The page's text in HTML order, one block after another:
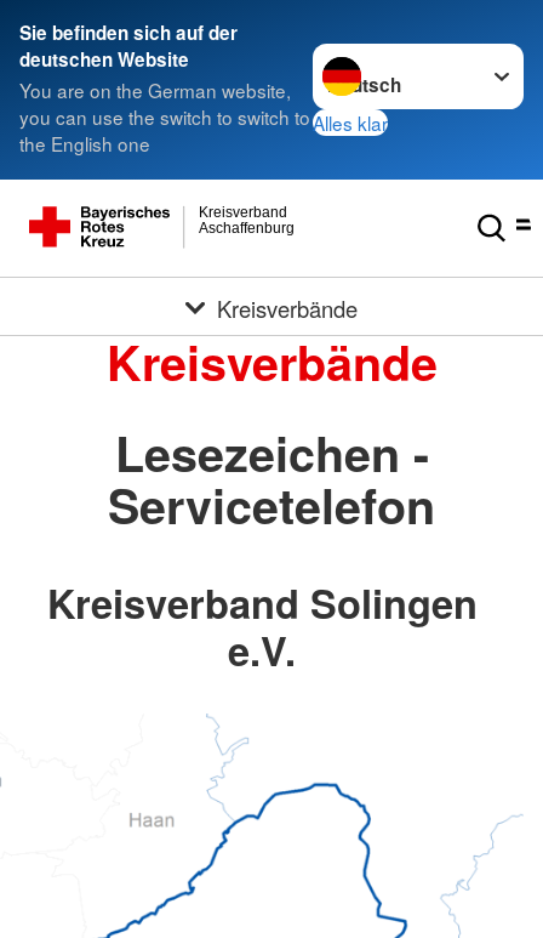
Sie befinden sich auf der
deutschen Website
You are on the German website,
you can use the switch to switch to
the English one
Sprache wechseln zu
Alles klar
Aschaffenburg
Kreisverband
Kreisverbände
Kreisverbände
Lesezeichen -
Servicetelefon
Kreisverband Solingen
e.V.